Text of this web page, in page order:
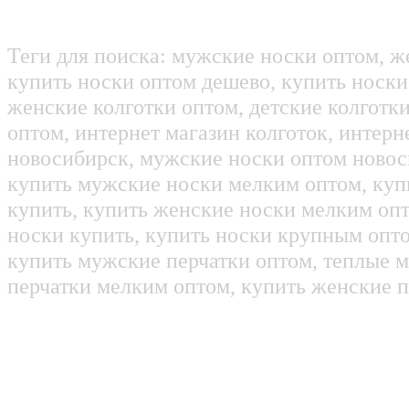
Теги для поиска: мужские носки оптом,
купить носки оптом дешево, купить
женские колготки оптом, детские
оптом, интернет магазин колготок,
новосибирск, мужские носки оптом
купить мужские носки мелким оптом,
купить, купить женские носки мелким
носки купить, купить носки крупным
купить мужские перчатки оптом, теплые
перчатки мелким оптом, купить женские